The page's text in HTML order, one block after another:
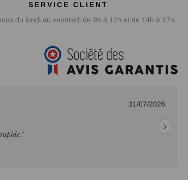
SERVICE CLIENT
du lundi au vendredi de 9h à 12h et de 14h à 17h
31/07/2026